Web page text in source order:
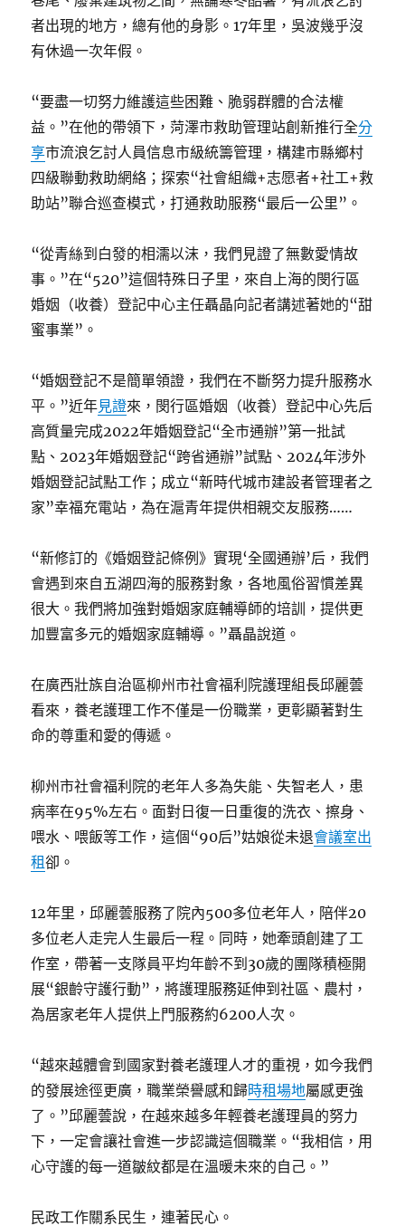
者出現的地方，總有他的身影。17年里，吳波幾乎沒
有休過一次年假。
“要盡一切努力維護這些困難、脆弱群體的合法權
益。”在他的帶領下，菏澤市救助管理站創新推行全分
享市流浪乞討人員信息市級統籌管理，構建市縣鄉村
四級聯動救助網絡；探索“社會組織+志愿者+社工+救
助站”聯合巡查模式，打通救助服務“最后一公里”。
“從青絲到白發的相濡以沫，我們見證了無數愛情故
事。”在“520”這個特殊日子里，來自上海的閔行區
婚姻（收養）登記中心主任聶晶向記者講述著她的“甜
蜜事業”。
“婚姻登記不是簡單領證，我們在不斷努力提升服務水
平。”近年見證來，閔行區婚姻（收養）登記中心先后
高質量完成2022年婚姻登記“全市通辦”第一批試
點、2023年婚姻登記“跨省通辦”試點、2024年涉外
婚姻登記試點工作；成立“新時代城市建設者管理者之
家”幸福充電站，為在滬青年提供相親交友服務……
“新修訂的《婚姻登記條例》實現‘全國通辦’后，我們
會遇到來自五湖四海的服務對象，各地風俗習慣差異
很大。我們將加強對婚姻家庭輔導師的培訓，提供更
加豐富多元的婚姻家庭輔導。”聶晶說道。
在廣西壯族自治區柳州市社會福利院護理組長邱麗蕓
看來，養老護理工作不僅是一份職業，更彰顯著對生
命的尊重和愛的傳遞。
柳州市社會福利院的老年人多為失能、失智老人，患
病率在95%左右。面對日復一日重復的洗衣、擦身、
喂水、喂飯等工作，這個“90后”姑娘從未退會議室出
租卻。
12年里，邱麗蕓服務了院內500多位老年人，陪伴20
多位老人走完人生最后一程。同時，她牽頭創建了工
作室，帶著一支隊員平均年齡不到30歲的團隊積極開
展“銀齡守護行動”，將護理服務延伸到社區、農村，
為居家老年人提供上門服務約6200人次。
“越來越體會到國家對養老護理人才的重視，如今我們
的發展途徑更廣，職業榮譽感和歸時租場地屬感更強
了。”邱麗蕓說，在越來越多年輕養老護理員的努力
下，一定會讓社會進一步認識這個職業。“我相信，用
心守護的每一道皺紋都是在溫暖未來的自己。”
民政工作關系民生，連著民心。